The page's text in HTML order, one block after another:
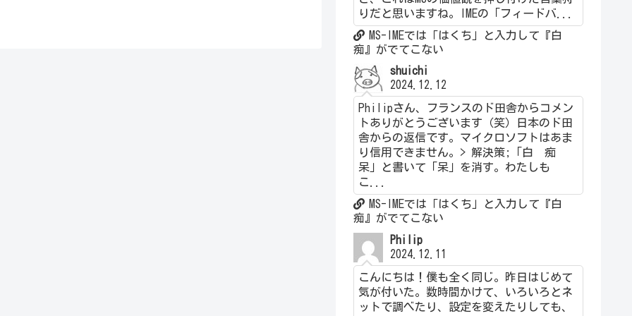
りだと思いますね。IMEの「フィードバ...
MS-IMEでは「はくち」と入力して『白
痴』がでてこない
shuichi
2024.12.12
Philipさん、フランスのド田舎からコメン
トありがとうございます（笑）日本のド田
舎からの返信です。マイクロソフトはあま
り信用できません。> 解決策;「白 痴
呆」と書いて「呆」を消す。わたしも
こ...
MS-IMEでは「はくち」と入力して『白
痴』がでてこない
Philip
2024.12.11
こんにちは！僕も全く同じ。昨日はじめて
気が付いた。数時間かけて、いろいろとネ
ットで調べたり、設定を変えたりしても、